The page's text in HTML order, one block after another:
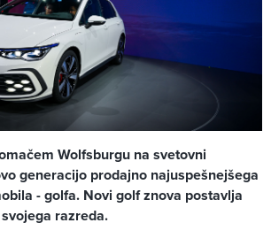
Wolfsburgu na svetovni
generacijo prodajno najuspešnejšega
- golfa. Novi golf znova postavlja
razreda.